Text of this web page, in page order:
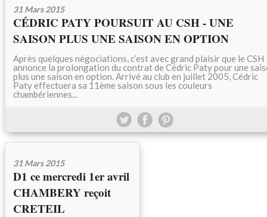
31 Mars 2015
CÉDRIC PATY POURSUIT AU CSH - UNE
SAISON PLUS UNE SAISON EN OPTION
Après quelques négociations, c’est avec grand plaisir que le CSH
annonce la prolongation du contrat de Cédric Paty pour une
plus une saison en option. Arrivé au club en juillet 2005, Cédric
Paty effectuera sa 11ème saison sous les couleurs
chambériennes...
31 Mars 2015
D1 ce mercredi 1er avril
CHAMBERY reçoit
CRETEIL